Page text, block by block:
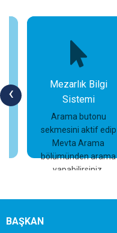
‹
Mezarlık Bilgi
Sistemi
Arama butonu
sekmesini aktif edip
Mevta Arama
bölümünden arama
yapabilirsiniz.
İncele
BAŞKAN